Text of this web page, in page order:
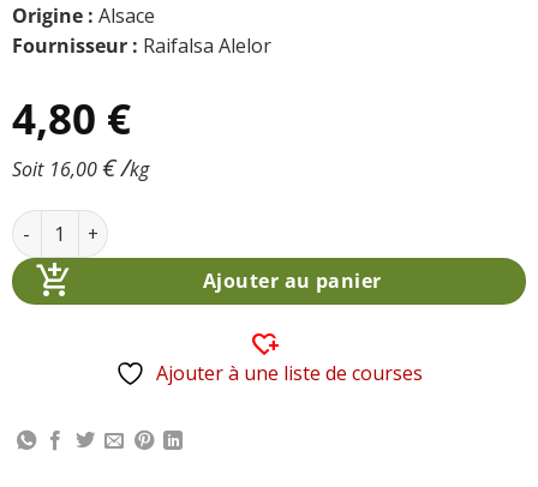
Origine : Alsace
Fournisseur : Raifalsa Alelor
4,80 €
Soit 16,00€/kg
quantité de mayonnaise Nature 180gr
Ajouter au panier
Alternative:
Ajouter à une liste de courses